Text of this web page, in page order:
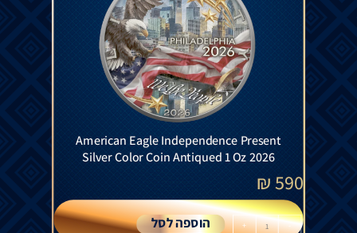
American Eagle Independence Present
Silver Color Coin Antiqued 1 Oz 2026
590
₪
-
+ הוספה לסל